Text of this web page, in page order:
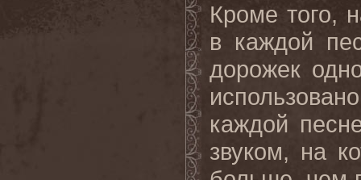
Кроме того,
в каждой
дорожек
каждой
звуком, на